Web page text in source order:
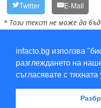
infacto.bg използва
разглеждането на
съгласявате с тяхната
Twitter E-Mail
* Този текст не може да
медии без изричното